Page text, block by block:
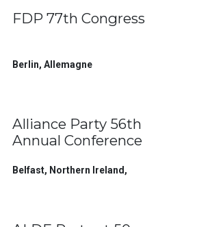
FDP 77th Congress
Berlin,Allemagne
Alliance Party 56th
Annual Conference
Belfast, Northern Ireland ,